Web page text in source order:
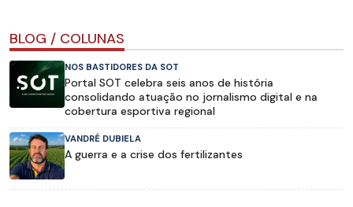
BLOG / COLUNAS
NOS BASTIDORES DA SOT
Portal SOT celebra seis anos de história
consolidando atuação no jornalismo digital e na
cobertura esportiva regional
VANDRÉ DUBIELA
A guerra e a crise dos fertilizantes